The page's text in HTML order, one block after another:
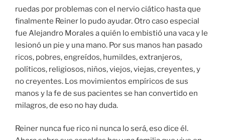
ruedas por problemas con el nervio ciático hasta que
finalmente Reiner lo pudo ayudar. Otro caso especial
fue Alejandro Morales a quién lo embistió una vaca y le
lesionó un pie y una mano. Por sus manos han pasado
ricos, pobres, engreídos, humildes, extranjeros,
políticos, religiosos, niños, viejos, viejas, creyentes, y
no creyentes. Los movimientos empíricos de sus
manos y la fe de sus pacientes se han convertido en
milagros, de eso no hay duda.
Reiner nunca fue rico ni nunca lo será, eso dice él.